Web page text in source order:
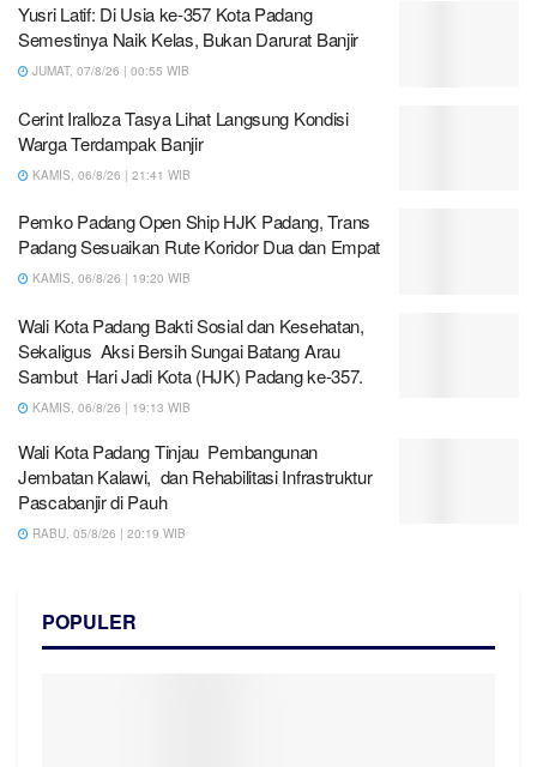
Yusri Latif: Di Usia ke-357 Kota Padang
Semestinya Naik Kelas, Bukan Darurat Banjir
JUMAT, 07/8/26 | 00:55 WIB
Cerint Iralloza Tasya Lihat Langsung Kondisi
Warga Terdampak Banjir
KAMIS, 06/8/26 | 21:41 WIB
Pemko Padang Open Ship HJK Padang, Trans
Padang Sesuaikan Rute Koridor Dua dan Empat
KAMIS, 06/8/26 | 19:20 WIB
Wali Kota Padang Bakti Sosial dan Kesehatan,
Sekaligus Aksi Bersih Sungai Batang Arau
Sambut Hari Jadi Kota (HJK) Padang ke-357.
KAMIS, 06/8/26 | 19:13 WIB
Wali Kota Padang Tinjau Pembangunan
Jembatan Kalawi, dan Rehabilitasi Infrastruktur
Pascabanjir di Pauh
RABU, 05/8/26 | 20:19 WIB
POPULER